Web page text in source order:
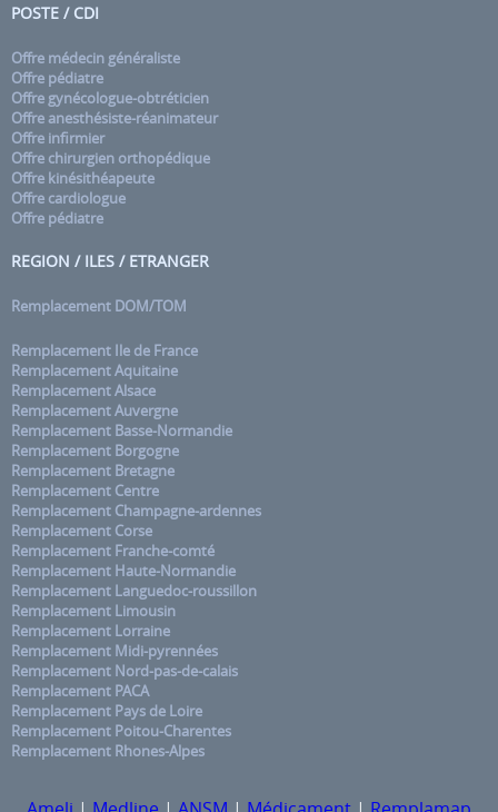
POSTE / CDI
Offre médecin généraliste
Offre pédiatre
Offre gynécologue-obtréticien
Offre anesthésiste-réanimateur
Offre infirmier
Offre chirurgien orthopédique
Offre kinésithéapeute
Offre cardiologue
Offre pédiatre
REGION / ILES / ETRANGER
Remplacement DOM/TOM
Remplacement Ile de France
Remplacement Aquitaine
Remplacement Alsace
Remplacement Auvergne
Remplacement Basse-Normandie
Remplacement Borgogne
Remplacement Bretagne
Remplacement Centre
Remplacement Champagne-ardennes
Remplacement Corse
Remplacement Franche-comté
Remplacement Haute-Normandie
Remplacement Languedoc-roussillon
Remplacement Limousin
Remplacement Lorraine
Remplacement Midi-pyrennées
Remplacement Nord-pas-de-calais
Remplacement PACA
Remplacement Pays de Loire
Remplacement Poitou-Charentes
Remplacement Rhones-Alpes